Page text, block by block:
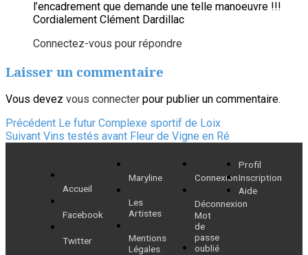
l’encadrement que demande une telle manoeuvre !!!
Cordialement Clément Dardillac
Connectez-vous pour répondre
Laisser un commentaire
Vous devez vous connecter pour publier un commentaire.
Navigation
de
l’article
Précédent Article
précédent :
Le futur Complexe sportif de Loix
Suivant Article
Vins testés avant Fleur de Vigne en Ré
Accueil
Facebook
Twitter
Maryline
Les
Artistes
Mentions
Légales
Connexion
Déconnexion
Mot
de
passe
oublié
Profil
Inscription
Aide